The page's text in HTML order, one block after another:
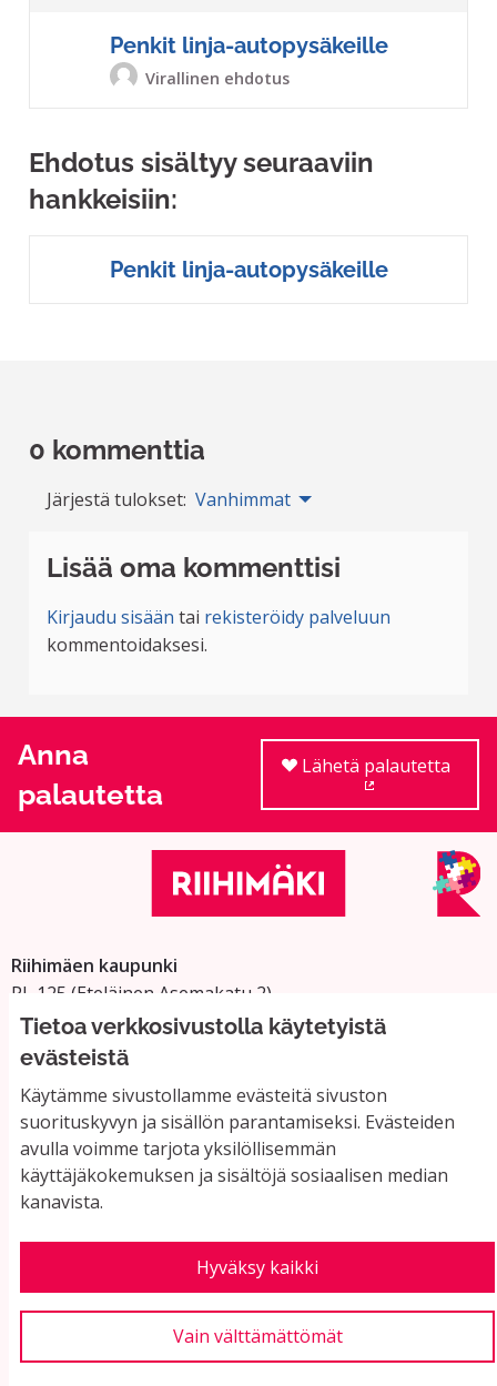
Tietoa verkkosivustolla käytetyistä
evästeistä
Käytämme sivustollamme evästeitä sivuston
suorituskyvyn ja sisällön parantamiseksi. Evästeiden
avulla voimme tarjota yksilöllisemmän
käyttäjäkokemuksen ja sisältöjä sosiaalisen median
kanavista.
Hyväksy kaikki
Vain välttämättömät
Penkit linja-autopysäkeille
Virallinen ehdotus
Ehdotus sisältyy seuraaviin
hankkeisiin:
Penkit linja-autopysäkeille
0 kommenttia
Järjestä tulokset: Vanhimmat
Lisää oma kommenttisi
Kirjaudu sisään tai rekisteröidy palveluun
kommentoidaksesi.
Anna
palautetta
Lähetä palautetta
Riihimäen kaupunki
PL 125 (Eteläinen Asemakatu 2)
11101 Riihimäki
Vaihde: 019 758 4000
Sähköpostiosoitteet:
etunimi.sukunimi@riihimaki.fi
Yhteystiedot ja usein kysyttyä
Käyttöehdot
Evästeasetukset